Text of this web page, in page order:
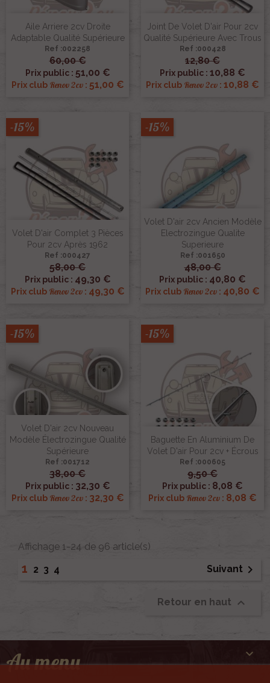
Aile Arriere 2cv Droite
Adaptable Qualité Supérieure
Ref :002258
60,00 €
Prix public : 51,00 €
Prix club Renov 2cv: 51,00 €
Joint De Volet D'air Pour 2cv
Qualité Supérieure Avec Trous
Ref :000428
12,80 €
Prix public : 10,88 €
Prix club Renov 2cv : 10,88 €
Volet D'air Complet 3 Pièces
Pour 2cv Après 1962
Ref :000427
58,00 €
Prix public : 49,30 €
Prix club Renov 2cv: 49,30 €
-15%
Volet D'air 2cv Ancien Modèle
Electrozingue Qualite
Superieure
Ref :001650
48,00 €
Prix public : 40,80 €
Prix club Renov 2cv : 40,80 €
-15%
Volet D'air 2cv Nouveau
Modèle Électrozingue Qualité
Supérieure
Ref :001712
38,00 €
Prix public : 32,30 €
Prix club Renov 2cv: 32,30 €
-15%
Baguette En Aluminium De
Volet D'air Pour 2cv + Écrous
Ref :000605
9,50 €
Prix public : 8,08 €
Prix club Renov 2cv : 8,08 €
-15%
Affichage 1-24 de 96 article(s)
1 2 3 4 Suivant 
Retour en haut 
Au menu 